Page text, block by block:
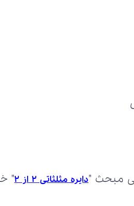
مبحث "دایره مثلثاتی 2 از 2